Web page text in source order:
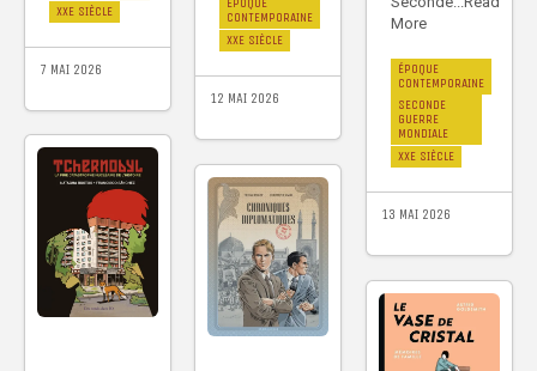
More
ÉPOQUE
CONTEMPORAINE
SECONDE
GUERRE
MONDIALE
XXE SIÈCLE
13 MAI 2026
CONTEMPORAINE
XXE SIÈCLE
12 MAI 2026
XXE SIÈCLE
7 MAI 2026